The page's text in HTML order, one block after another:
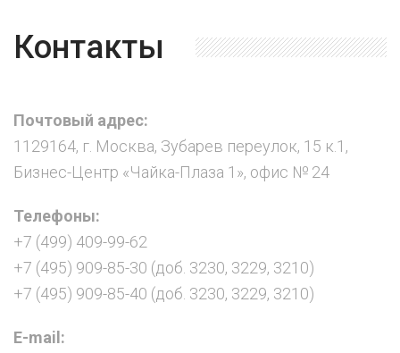
Контакты
Почтовый адрес:
1129164, г. Москва, Зубарев переулок, 15 к.1,
Бизнес-Центр «Чайка-Плаза 1», офис № 24
Телефоны:
+7 (499) 409-99-62
+7 (495) 909-85-30 (доб. 3230, 3229, 3210)
+7 (495) 909-85-40 (доб. 3230, 3229, 3210)
E-mail: